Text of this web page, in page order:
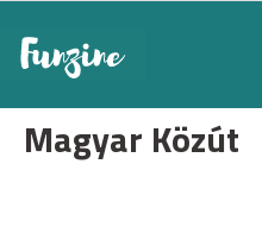
Magyar Közút